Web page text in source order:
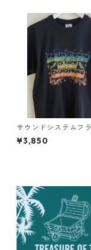
サウンドシステムフ
展 Tシャツ
¥3,850